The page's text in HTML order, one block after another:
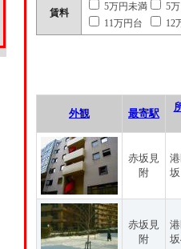
賃料
5万円未満
5
11万円台
12
外観 最寄駅
赤坂見
附
赤坂見
附